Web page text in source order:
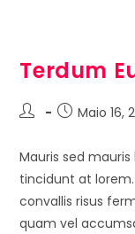
Terdum
Maio 16,
Mauris sed
tincidunt at
convallis risus
quam vel